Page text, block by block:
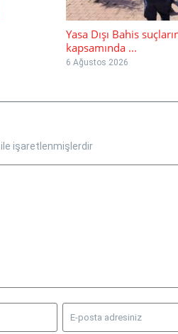
Yasa Dışı Bahis
kapsamında ...
6 Ağustos 2026
ile işaretlenmişlerdir